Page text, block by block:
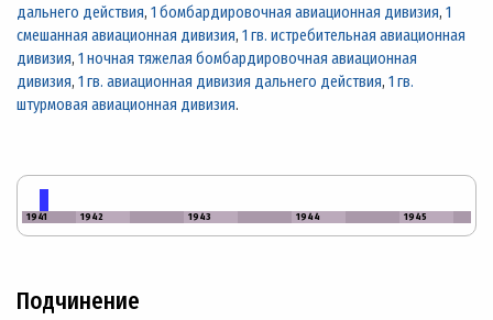
дальнего действия, 1 бомбардировочная авиационная дивизия, 1
смешанная авиационная дивизия, 1 гв. истребительная авиационная
дивизия, 1 ночная тяжелая бомбардировочная авиационная
дивизия, 1 гв. авиационная дивизия дальнего действия, 1 гв.
штурмовая авиационная дивизия.
1941 1942 1943 1944 1945
Подчинение